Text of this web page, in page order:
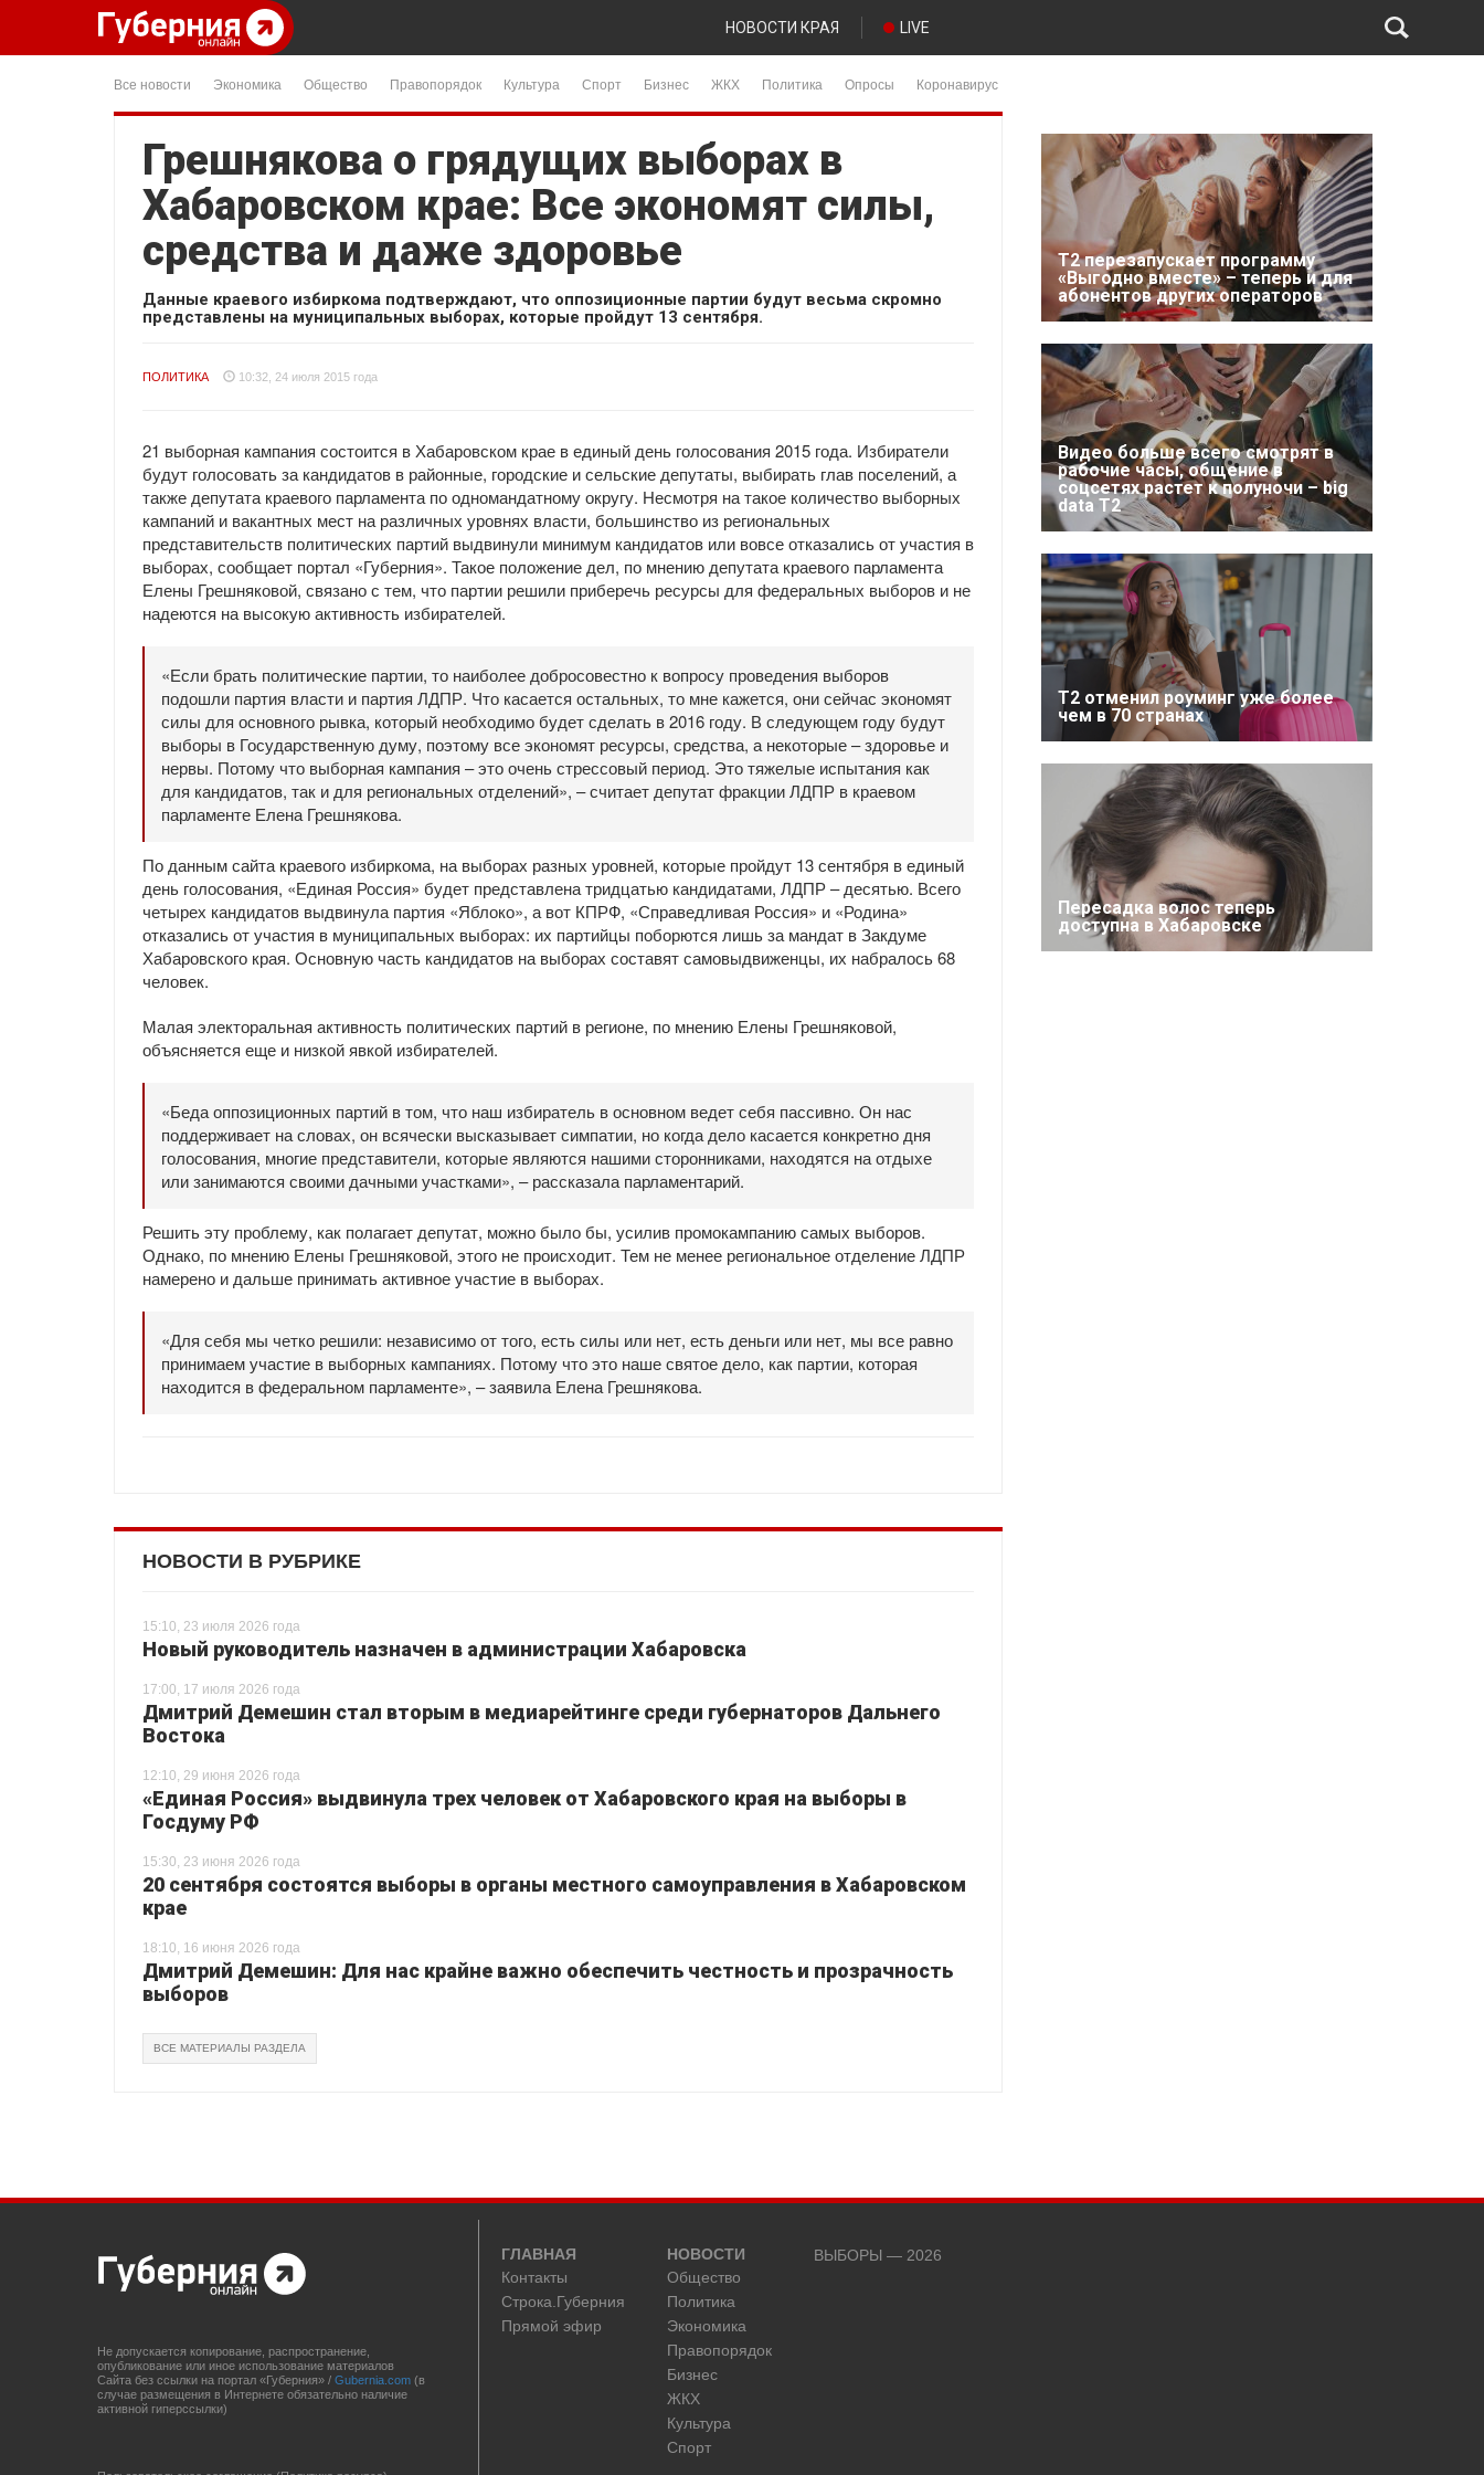
НОВОСТИ КРАЯ LIVE
Все новости Экономика Общество Правопорядок Культура Спорт Бизнес ЖКХ Политика Опросы Коронавирус
Грешнякова о грядущих выборах в
Хабаровском крае: Все экономят силы,
средства и даже здоровье
Данные краевого избиркома подтверждают, что оппозиционные партии будут весьма скромно
представлены на муниципальных выборах, которые пройдут 13 сентября.
ПОЛИТИКА 10:32, 24 июля 2015 года
21 выборная кампания состоится в Хабаровском крае в единый день голосования 2015 года. Избиратели
будут голосовать за кандидатов в районные, городские и сельские депутаты, выбирать глав поселений, а
также депутата краевого парламента по одномандатному округу. Несмотря на такое количество выборных
кампаний и вакантных мест на различных уровнях власти, большинство из региональных
представительств политических партий выдвинули минимум кандидатов или вовсе отказались от участия в
выборах, сообщает портал «Губерния». Такое положение дел, по мнению депутата краевого парламента
Елены Грешняковой, связано с тем, что партии решили приберечь ресурсы для федеральных выборов и не
надеются на высокую активность избирателей.
«Если брать политические партии, то наиболее добросовестно к вопросу проведения выборов
подошли партия власти и партия ЛДПР. Что касается остальных, то мне кажется, они сейчас экономят
силы для основного рывка, который необходимо будет сделать в 2016 году. В следующем году будут
выборы в Государственную думу, поэтому все экономят ресурсы, средства, а некоторые – здоровье и
нервы. Потому что выборная кампания – это очень стрессовый период. Это тяжелые испытания как
для кандидатов, так и для региональных отделений», – считает депутат фракции ЛДПР в краевом
парламенте Елена Грешнякова.
По данным сайта краевого избиркома, на выборах разных уровней, которые пройдут 13 сентября в единый
день голосования, «Единая Россия» будет представлена тридцатью кандидатами, ЛДПР – десятью. Всего
четырех кандидатов выдвинула партия «Яблоко», а вот КПРФ, «Справедливая Россия» и «Родина»
отказались от участия в муниципальных выборах: их партийцы поборются лишь за мандат в Закдуме
Хабаровского края. Основную часть кандидатов на выборах составят самовыдвиженцы, их набралось 68
человек.
Малая электоральная активность политических партий в регионе, по мнению Елены Грешняковой,
объясняется еще и низкой явкой избирателей.
«Беда оппозиционных партий в том, что наш избиратель в основном ведет себя пассивно. Он нас
поддерживает на словах, он всячески высказывает симпатии, но когда дело касается конкретно дня
голосования, многие представители, которые являются нашими сторонниками, находятся на отдыхе
или занимаются своими дачными участками», – рассказала парламентарий.
Решить эту проблему, как полагает депутат, можно было бы, усилив промокампанию самых выборов.
Однако, по мнению Елены Грешняковой, этого не происходит. Тем не менее региональное отделение ЛДПР
намерено и дальше принимать активное участие в выборах.
«Для себя мы четко решили: независимо от того, есть силы или нет, есть деньги или нет, мы все равно
принимаем участие в выборных кампаниях. Потому что это наше святое дело, как партии, которая
находится в федеральном парламенте», – заявила Елена Грешнякова.
НОВОСТИ В РУБРИКЕ
15:10, 23 июля 2026 года
Новый руководитель назначен в администрации Хабаровска
17:00, 17 июля 2026 года
Дмитрий Демешин стал вторым в медиарейтинге среди губернаторов Дальнего
Востока
12:10, 29 июня 2026 года
«Единая Россия» выдвинула трех человек от Хабаровского края на выборы в
Госдуму РФ
15:30, 23 июня 2026 года
20 сентября состоятся выборы в органы местного самоуправления в Хабаровском
крае
18:10, 16 июня 2026 года
Дмитрий Демешин: Для нас крайне важно обеспечить честность и прозрачность
выборов
ВСЕ МАТЕРИАЛЫ РАЗДЕЛА
Т2 перезапускает программу
«Выгодно вместе» – теперь и для
абонентов других операторов
Видео больше всего смотрят в
рабочие часы, общение в
соцсетях растет к полуночи – big
data T2
Т2 отменил роуминг уже более
чем в 70 странах
Пересадка волос теперь
доступна в Хабаровске
Не допускается копирование, распространение,
опубликование или иное использование материалов
Сайта без ссылки на портал «Губерния» / Gubernia.com (в
случае размещения в Интернете обязательно наличие
активной гиперссылки)
ГЛАВНАЯ
Контакты
Строка.Губерния
Прямой эфир
НОВОСТИ
Общество
Политика
Экономика
Правопорядок
Бизнес
ЖКХ
Культура
Спорт
ВЫБОРЫ — 2026